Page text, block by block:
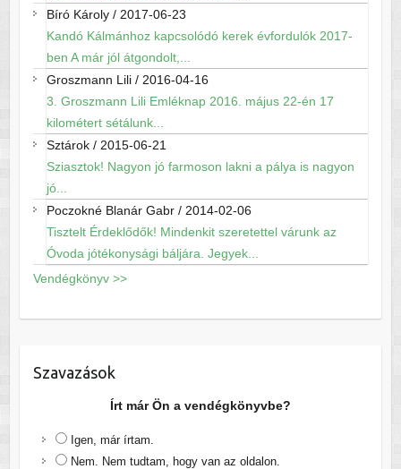
Bíró Károly/ 2017-06-23
Kandó Kálmánhoz kapcsolódó kerek évfordulók 2017-
ben A már jól átgondolt,...
Groszmann Lili/ 2016-04-16
3. Groszmann Lili Emléknap 2016. május 22-én 17
kilométert sétálunk...
Sztárok/ 2015-06-21
Sziasztok! Nagyon jó farmoson lakni a pálya is nagyon
jó...
Poczokné Blanár Gabr/ 2014-02-06
Tisztelt Érdeklődők! Mindenkit szeretettel várunk az
Óvoda jótékonysági báljára. Jegyek...
Vendégkönyv >>
Szavazások
Írt már Ön a vendégkönyvbe?
Igen, már írtam.
Nem. Nem tudtam, hogy van az oldalon.